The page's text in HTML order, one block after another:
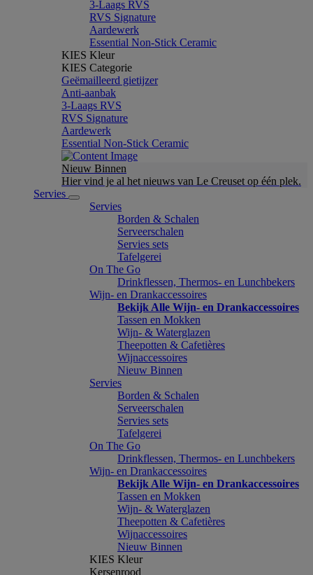
3-Laags RVS
RVS Signature
Aardewerk
Essential Non-Stick Ceramic
KIES Kleur
KIES Categorie
Geëmailleerd gietijzer
Anti-aanbak
3-Laags RVS
RVS Signature
Aardewerk
Essential Non-Stick Ceramic
Nieuw Binnen
Hier vind je al het nieuws van Le Creuset op één plek.
Servies
Servies
Borden & Schalen
Serveerschalen
Servies sets
Tafelgerei
On The Go
Drinkflessen, Thermos- en Lunchbekers
Wijn- en Drankaccessoires
Bekijk Alle Wijn- en Drankaccessoires
Tassen en Mokken
Wijn- & Waterglazen
Theepotten & Cafetières
Wijnaccessoires
Nieuw Binnen
Servies
Borden & Schalen
Serveerschalen
Servies sets
Tafelgerei
On The Go
Drinkflessen, Thermos- en Lunchbekers
Wijn- en Drankaccessoires
Bekijk Alle Wijn- en Drankaccessoires
Tassen en Mokken
Wijn- & Waterglazen
Theepotten & Cafetières
Wijnaccessoires
Nieuw Binnen
KIES Kleur
Kersenrood